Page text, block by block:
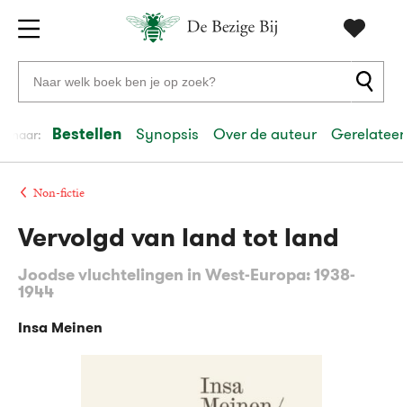
Gratis
verzending
vanaf
20
euro
Voor
23:59
volgendein
Veilig
Gratis
Zoeken
naar
auteurs
en
uitgevers
naar: Bestellen Synopsis Over de auteur
Non-fictie
Vervolgd van land tot land
Joodse vluchtelingen in West-Europa: 1938-
1944
Insa Meinen